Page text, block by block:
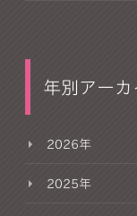
年別アーカ
2026年
2025年